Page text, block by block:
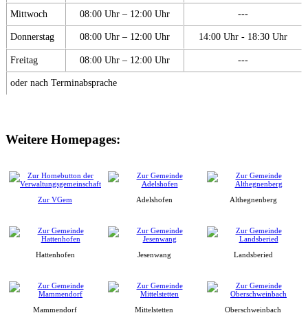
Mittwoch 08:00 Uhr – 12:00 Uhr ---
Donnerstag 08:00 Uhr – 12:00 Uhr 14:00 Uhr - 18:30 Uhr
Freitag 08:00 Uhr – 12:00 Uhr ---
oder nach Terminabsprache
Weitere Homepages:
Zur VGem Adelshofen Althegnenberg
Hattenhofen Jesenwang Landsberied
Mammendorf Mittelstetten Oberschweinbach